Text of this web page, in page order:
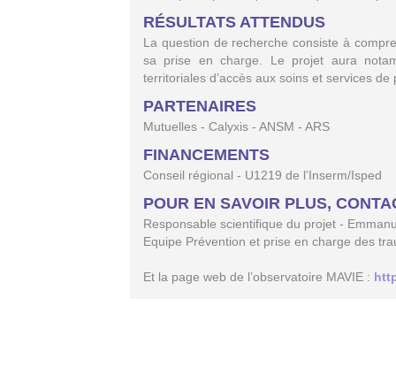
RÉSULTATS ATTENDUS
La question de recherche consiste à
sa prise en charge. Le projet aura
territoriales d’accès aux soins et services
PARTENAIRES
Mutuelles - Calyxis - ANSM - ARS
FINANCEMENTS
Conseil régional - U1219 de l’Inserm/Isped
POUR EN SAVOIR PLUS,
Responsable scientifique du projet -
Equipe Prévention et prise en charge des
Et la page web de l’observatoire MAVIE :